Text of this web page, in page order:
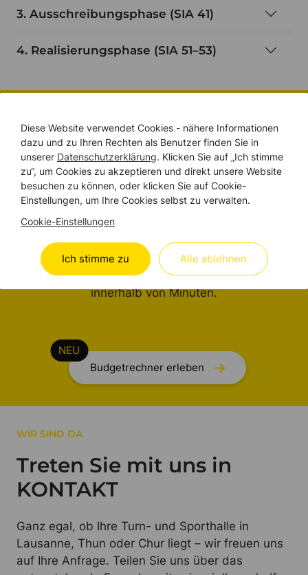
3. Ausschreibungsphase (SIA 41)
4. Realisierungsphase (SIA 51–53)
Spielend leicht Ihr
Brandschutz
PROJEKTBUDGET
kalkulieren.
Mehr Klarheit und Transparenz für Ihr geplantes
Brandschutz-Projekt in der Schweiz – und das
innerhalb von Minuten.
Budgetrechner erleben
WIR SIND DA
Treten Sie mit uns in
KONTAKT
Ganz egal, ob Ihre Turn- und Sporthalle in
Lausanne, Thun oder Chur liegt – wir freuen uns
auf Ihre Anfrage. Teilen Sie uns über das
Diese Website verwendet Cookies - nähere Informationen
dazu und zu Ihren Rechten als Benutzer finden Sie in
unserer Datenschutzerklärung. Klicken Sie auf „Ich stimme
zu“, um Cookies zu akzeptieren und direkt unsere Website
besuchen zu können, oder klicken Sie auf Cookie-
Einstellungen, um Ihre Cookies selbst zu verwalten.
Cookie-Einstellungen
Ich stimme zu Alle ablehnen